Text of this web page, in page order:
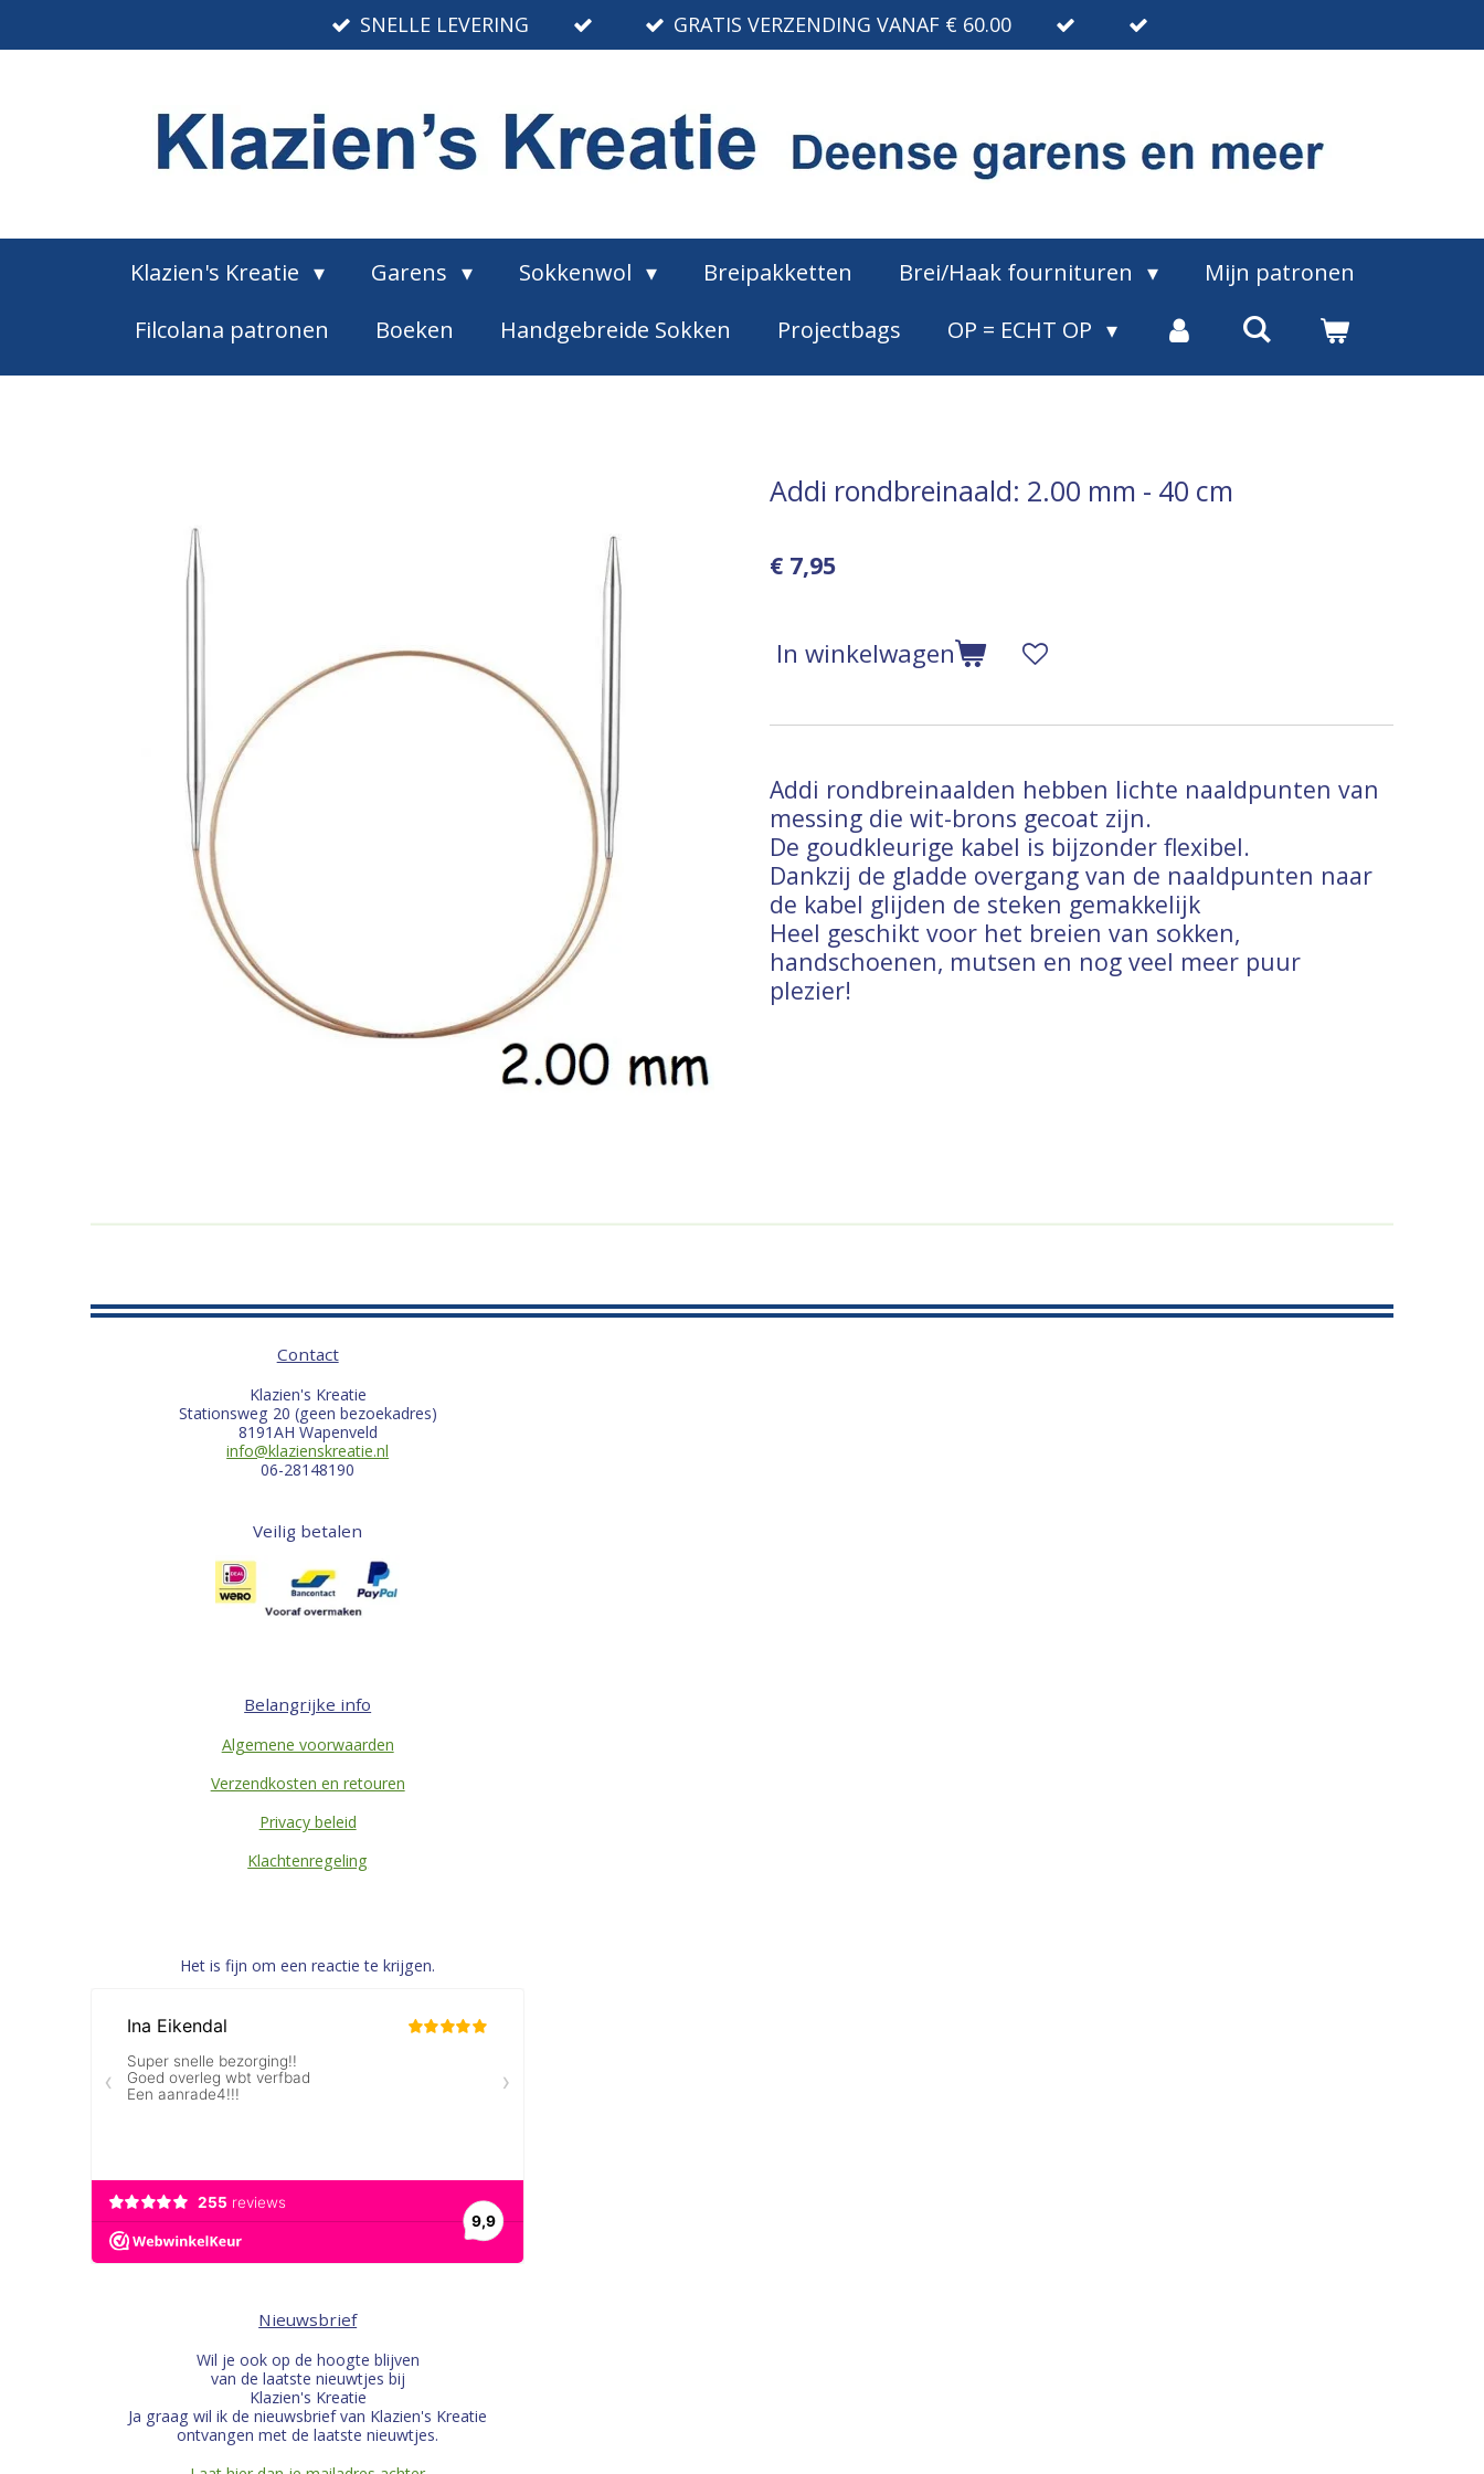
direct
SNELLE LEVERING GRATIS VERZENDING VANAF € 60.00
Klazien's Kreatie Garens Sokkenwol Breipakketten Brei/Haak fournituren
Mijn patronen
Filcolana patronen
Boeken Handgebreide Sokken Projectbags OP = ECHT OP
Addi rondbreinaald: 2.00 mm - 40 cm
€ 7,95
In winkelwagen
Addi rondbreinaalden hebben lichte naaldpunten van
messing die wit-brons gecoat zijn.
De goudkleurige kabel is bijzonder flexibel.
Dankzij de gladde overgang van de naaldpunten naar
de kabel glijden de steken gemakkelijk
Heel geschikt voor het breien van sokken,
handschoenen, mutsen en nog veel meer puur
plezier!
Contact
Klazien's Kreatie
Stationsweg 20 (geen bezoekadres)
8191AH Wapenveld
info@klazienskreatie.nl
06-28148190
Veilig betalen
Belangrijke info
Algemene voorwaarden
Verzendkosten en retouren
Privacy beleid
Klachtenregeling
Het is fijn om een reactie te krijgen.
Nieuwsbrief
Wil je ook op de hoogte blijven
van de laatste nieuwtjes bij
Klazien's Kreatie
Ja graag wil ik de nieuwsbrief van Klazien's Kreatie
ontvangen met de laatste nieuwtjes.